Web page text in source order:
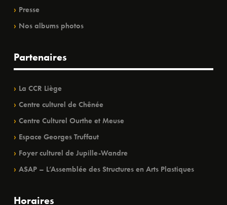
Presse
Nos albums photos
Partenaires
La CCR Liège
Centre culturel de Chênée
Centre Culturel Ourthe et Meuse
Espace Georges Truffaut
Foyer culturel de Jupille-Wandre
ASAP – L’Assemblée des Structures en Arts Plastiques
Horaires